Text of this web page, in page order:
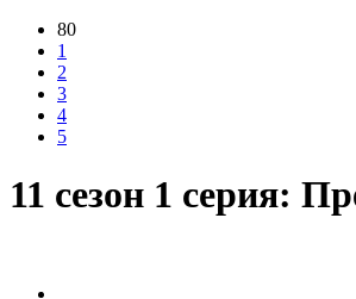
80
1
2
3
4
5
11 сезон 1 серия: